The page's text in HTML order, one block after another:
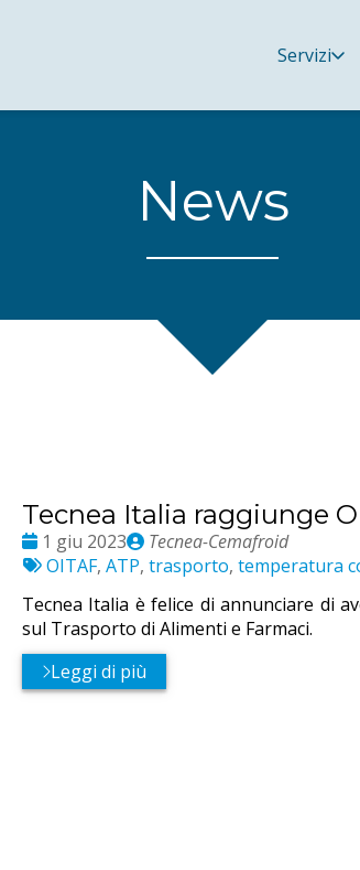
Servizi
News
Tecnea Italia raggiunge
Date
:
1 giu 2023
Publié
par
Tecnea-Cemafroid
Etichette:
OITAF, ATP, trasporto, temperatura
Tecnea Italia è felice di annunciare di
sul Trasporto di Alimenti e Farmaci.
Leggi di più